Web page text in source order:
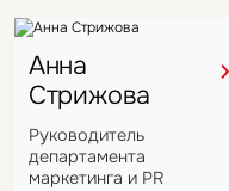
Анна
Стрижова
Руководитель
департамента
маркетинга и PR